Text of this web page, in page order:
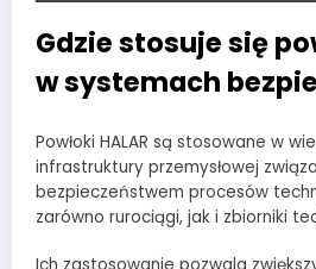
Gdzie stosuje się
w systemach
Powłoki HALAR są stosowane w
infrastruktury przemysłowej
bezpieczeństwem procesów
zarówno rurociągi, jak i zbiorniki